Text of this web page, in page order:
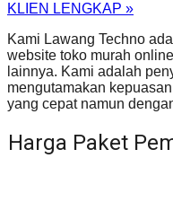
KLIEN LENGKAP »
Kami Lawang Techno
website toko murah
lainnya. Kami adalah
mengutamakan
yang cepat namun
Harga Paket